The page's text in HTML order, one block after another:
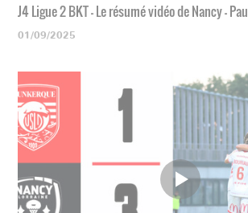
J4 Ligue 2 BKT - Le résumé vidéo de Nancy - Pau
01/09/2025